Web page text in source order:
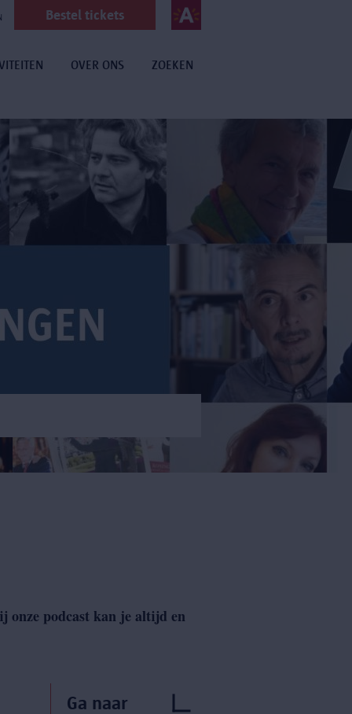
Bestel tickets
OVER ONS ZOEKEN
onze podcast kan je altijd en
Ga naar